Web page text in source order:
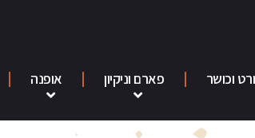
וכושר פארם וניקיון אופנה